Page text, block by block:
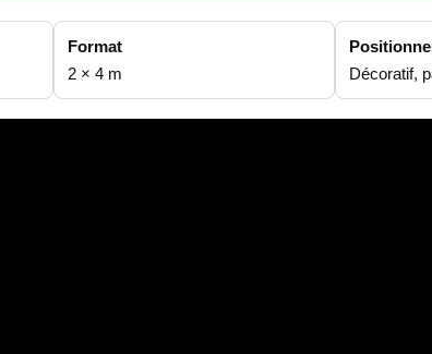
Format
2 × 4 m
Décoratif,